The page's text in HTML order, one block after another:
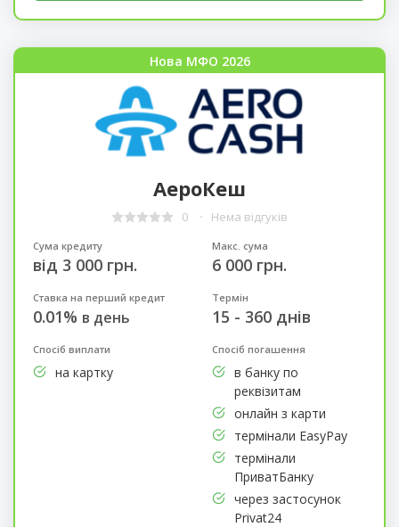
Нова МФО 2026
АероКеш
0 Нема відгуків
Сума кредиту
від 3 000 грн.
Макс. сума
6 000 грн.
Ставка на перший кредит
0.01% в день
Термін
15 - 360 днів
Спосіб виплати
на картку
Спосіб погашення
в банку по
реквізитам
онлайн з карти
термінали EasyPay
термінали
ПриватБанку
через застосунок
Privat24